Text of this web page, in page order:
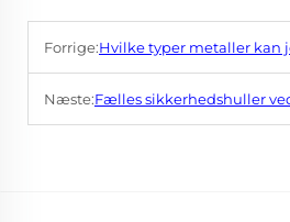
Forrige:Hvilke typer metaller kan jeg sveje
Næste:Fælles sikkerhedshuller ved